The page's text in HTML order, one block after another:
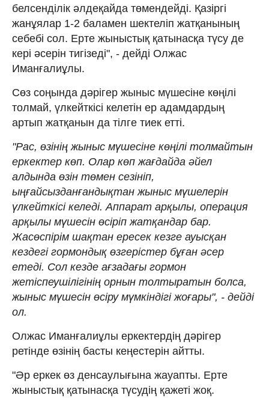
белсенділік әлдеқайда төмендейді. Қазіргі
жанұялар 1-2 баламен шектеліп жатқанының
себебі сол. Ерте жыныстық қатынасқа түсу де
кері әсерін тигізеді", - дейді Олжас
Иманғалиұлы.
Сөз соңында дәрігер жыныс мүшесіне көңілі
толмай, үлкейткісі келетін ер адамдардың
артып жатқанын да тілге тиек етті.
"Рас, өзінің жыныс мүшесіне көңілі толмайтын
еркектер көп. Олар көп жағдайда әйел
алдында өзін төмен сезініп,
ыңғайсызданғандықтан жыныс мүшелерін
үлкейткісі келеді. Аппарат арқылы, операция
арқылы мүшесін өсіріп жатқандар бар.
Жасөспірім шақтан ересек кезге ауысқан
кездегі гормондық өзгерістер бұған әсер
етеді. Сол кезде ағзадағы гормон
жетіспеушілігінің орнын толтыратын болса,
жыныс мүшесін өсіру мүмкіндігі жоғары", - дейді
ол.
Олжас Иманғалиұлы еркектердің дәрігер
ретінде өзінің басты кеңестерін айтты.
"Әр еркек өз денсаулығына жауапты. Ерте
жыныстық қатынасқа түсудің қажеті жоқ.